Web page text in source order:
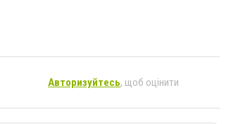
Авторизуйтесь, щоб оцінити